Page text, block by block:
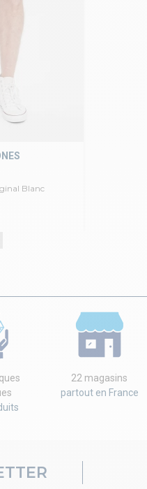
Blanc
22 magasins
partout en France